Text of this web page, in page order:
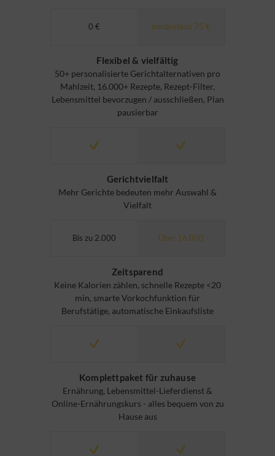
0 € mindestens 75 €
Flexibel & vielfältig
50+ personalisierte Gerichtalternativen pro
Mahlzeit, 16.000+ Rezepte, Rezept-Filter,
Lebensmittel bevorzugen / ausschließen, Plan
pausierbar
Gerichtvielfalt
Mehr Gerichte bedeuten mehr Auswahl &
Vielfalt
Bis zu 2.000 Über 16.000
Zeitsparend
Keine Kalorien zählen, schnelle Rezepte <20
min, smarte Vorkochfunktion für
Berufstätige, automatische Einkaufsliste
Komplettpaket für zuhause
Ernährung, Lebensmittel-Lieferdienst &
Online-Ernährungskurs - alles bequem von zu
Hause aus